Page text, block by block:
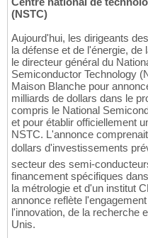
(NSTC)
Aujourd'hui, les dirigeants
la défense et de l'énergie,
le directeur général du
Semiconductor Technology
Maison Blanche pour
milliards de dollars dans le
compris le National
et pour établir officiellement
NSTC. L'annonce
dollars d'investissements
secteur des semi-
financement spécifiques
la métrologie et d'un institut
annonce reflète
l'innovation, de la recherche
Unis.